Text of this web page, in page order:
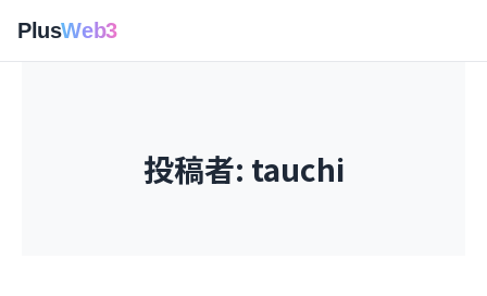
PlusWeb3
投稿者: tauchi